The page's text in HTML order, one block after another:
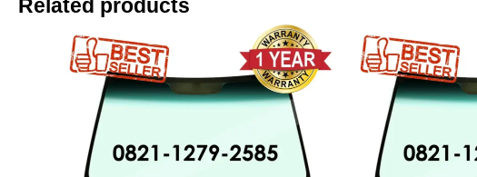
Related products